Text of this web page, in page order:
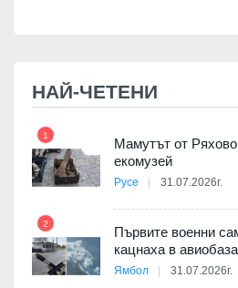
НАЙ-ЧЕТЕНИ
1
Мамутът от
екомузей
Русе 31.07.2026г.
2
Първите военни
кацнаха в
Ямбол 31.07.2026г.